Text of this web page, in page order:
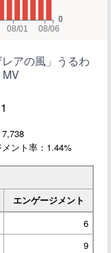
アの風」うるわ
MV
ント率：1.44%
エンゲージメント
6
9